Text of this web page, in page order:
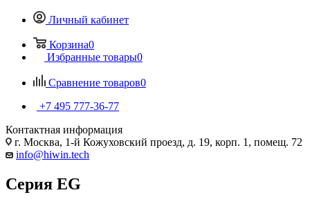
Личный кабинет
Корзина0
Избранные товары0
Сравнение товаров0
+7 495 777-36-77
Контактная информация
г. Москва, 1-й Кожуховский проезд, д. 19, корп. 1, помещ. 72
info@hiwin.tech
Серия EG